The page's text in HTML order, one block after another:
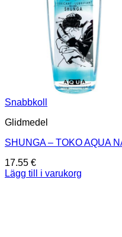
Snabbkoll
Glidmedel
SHUNGA – TOKO AQUA
17.55 €
Lägg till i varukorg